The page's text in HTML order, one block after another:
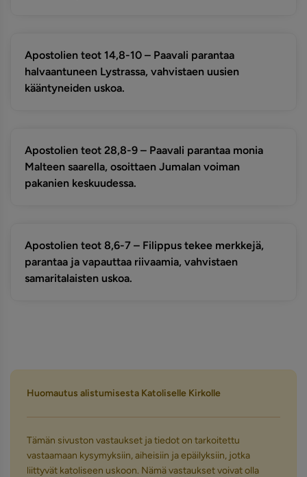
Apostolien teot 14,8-10 – Paavali parantaa
halvaantuneen Lystrassa, vahvistaen uusien
kääntyneiden uskoa.
Apostolien teot 28,8-9 – Paavali parantaa monia
Malteen saarella, osoittaen Jumalan voiman
pakanien keskuudessa.
Apostolien teot 8,6-7 – Filippus tekee merkkejä,
parantaa ja vapauttaa riivaamia, vahvistaen
samaritalaisten uskoa.
Huomautus alistumisesta Katoliselle Kirkolle
Tämän sivuston vastaukset ja tiedot on tarkoitettu
vastaamaan kysymyksiin, aiheisiin ja epäilyksiin, jotka
liittyvät katoliseen uskoon. Nämä vastaukset voivat olla